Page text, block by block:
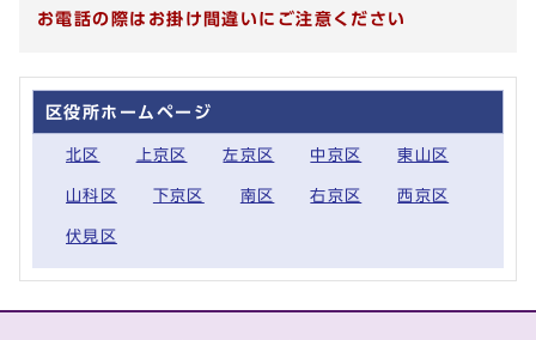
お電話の際はお掛け間違いにご注意ください
区役所ホームページ
北区 上京区 左京区 中京区 東山区
山科区 下京区 南区 右京区 西京区
伏見区